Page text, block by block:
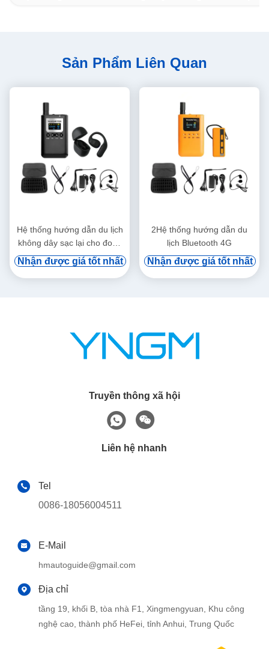
Sản Phẩm Liên Quan
Hệ thống hướng dẫn du lịch
không dây sạc lại cho đoàn
du lịch
Nhận được giá tốt nhất
2Hệ thống hướng dẫn du
lịch Bluetooth 4G
Nhận được giá tốt nhất
Truyền thông xã hội
Liên hệ nhanh
Tel
0086-18056004511
E-Mail
hmautoguide@gmail.com
Địa chỉ
tầng 19, khối B, tòa nhà F1, Xingmengyuan, Khu công
nghệ cao, thành phố HeFei, tỉnh Anhui, Trung Quốc